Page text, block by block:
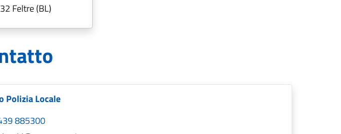
Feltre (BL)
Polizia Locale
885300